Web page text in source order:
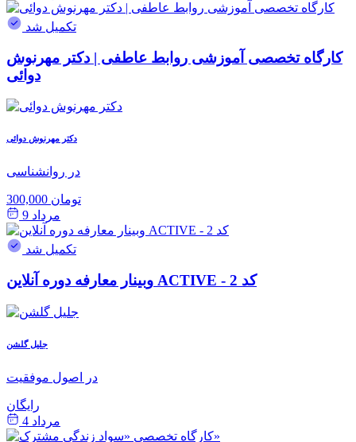
تکمیل شد
کارگاه تخصصی آموزشی روابط عاطفی | دکتر مهرنوش
دوائی
دکتر مهرنوش دوائی
در روانشناسی
300,000 تومان
مرداد 9
تکمیل شد
وبینار معارفه دوره آنلاین ACTIVE - کد 2
جلیل گلشن
در اصول موفقیت
رایگان
مرداد 4